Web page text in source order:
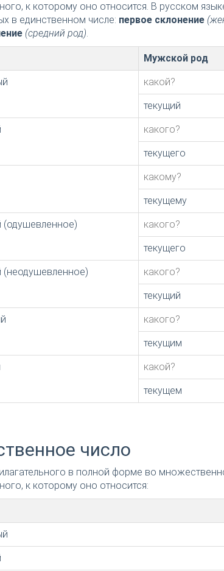
к которому оно относится. В русском
в единственном числе: первое склонение
(средний род).
Мужской род
какой?
текущий
какого?
текущего
какому?
текущему
(одушевленное) какого?
текущего
(неодушевленное) какого?
текущий
какого?
текущим
какой?
текущем
число
в полной форме во
к которому оно относится: